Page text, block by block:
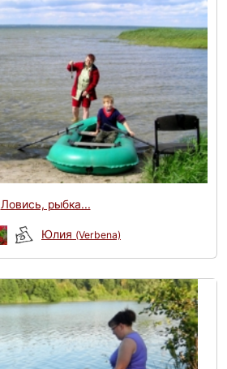
Ловись, рыбка...
Юлия (Verbena)